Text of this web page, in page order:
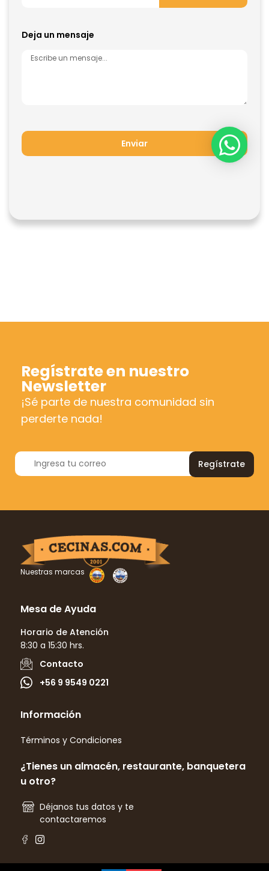
Deja un mensaje
Enviar
Regístrate en nuestro
Newsletter
¡Sé parte de nuestra comunidad sin
perderte nada!
Regístrate
Nuestras marcas
Mesa de Ayuda
Horario de Atención
8:30 a 15:30 hrs.
Contacto
+56 9 9549 0221
Información
Términos y Condiciones
¿Tienes un almacén, restaurante, banquetera
u otro?
Déjanos tus datos y te
contactaremos